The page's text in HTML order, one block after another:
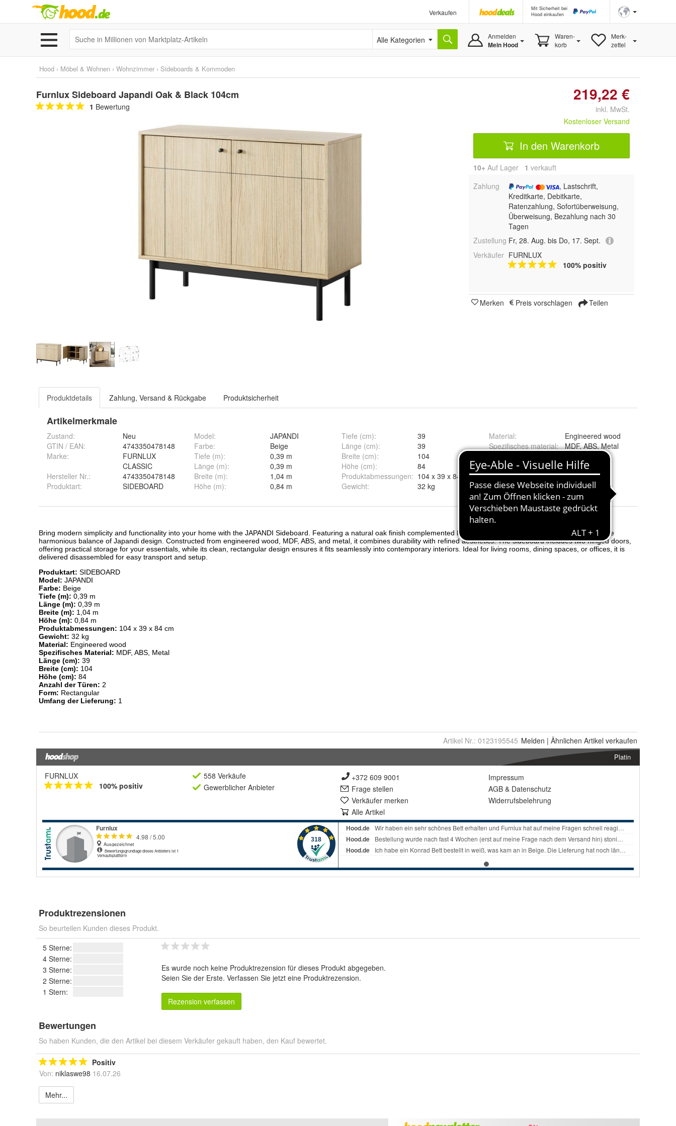
Verkaufen
Mit Sicherheit bei
Hood einkaufen
Alle Kategorien Anmelden
Mein Hood
Waren-
korb
Merk-
zettel
Hood › Möbel & Wohnen › Wohnzimmer › Sideboards & Kommoden
Furnlux Sideboard Japandi Oak & Black 104cm
1 Bewertung
219,22 €
inkl. MwSt.
Kostenloser Versand
In den Warenkorb
10+ Auf Lager 1 verkauft
Zahlung
, Lastschrift,
Kreditkarte, Debitkarte,
Ratenzahlung, Sofortüberweisung,
Überweisung, Bezahlung nach 30
Tagen
Zustellung Fr, 28. Aug. bis Do, 17. Sept.
Verkäufer FURNLUX
100% positiv
Merken Preis vorschlagen Teilen
Produktdetails Zahlung, Versand & Rückgabe Produktsicherheit
Artikelmerkmale
Zustand:
Neu
GTIN / EAN:
4743350478148
Marke:
FURNLUX
CLASSIC
Hersteller Nr.:
4743350478148
Produktart: SIDEBOARD
Model:
JAPANDI
Farbe:
Beige
Tiefe (m):
0,39 m
Länge (m):
0,39 m
Breite (m):
1,04 m
Höhe (m): 0,84 m
Tiefe (cm):
39
Länge (cm):
39
Breite (cm):
104
Höhe (cm):
84
Produktabmessungen: 104 x 39 x 84 cm
Gewicht: 32 kg
Material:
Engineered wood
Spezifisches material:
MDF, ABS, Metal
Form :
Rectangular
Umfang der Lieferung: 1
Artikel Nr.: 0123195545 Melden | Ähnlichen Artikel verkaufen
Platin
FURNLUX
100% positiv
558 Verkäufe
Gewerblicher Anbieter
+372 609 9001
Frage stellen
Verkäufer merken
Alle Artikel
Impressum
AGB & Datenschutz
Widerrufsbelehrung
Produktrezensionen
So beurteilen Kunden dieses Produkt.
5 Sterne:
4 Sterne:
3 Sterne:
2 Sterne:
1 Stern:
Es wurde noch keine Produktrezension für dieses Produkt abgegeben.
Seien Sie der Erste. Verfassen Sie jetzt eine Produktrezension.
Rezension verfassen
Bewertungen
So haben Kunden, die den Artikel bei diesem Verkäufer gekauft haben, den Kauf bewertet.
Positiv
Von: niklaswe98 16.07.26
Mehr...